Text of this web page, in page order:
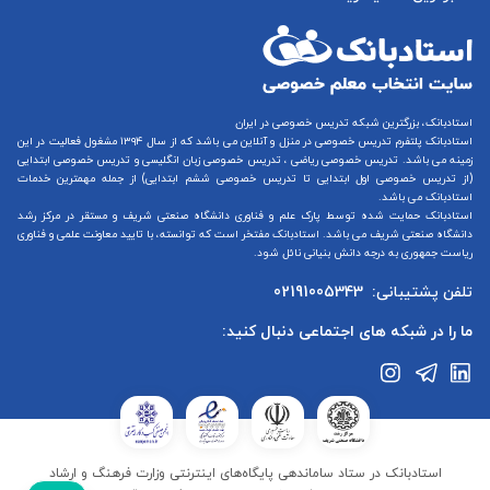
استادبانک، بزرگترین شبکه تدریس خصوصی در ایران
استادبانک پلتفرم تدریس خصوصی در منزل و آنلاین
می باشد که از سال ۱۳۹۴ مشغول فعالیت در این
زمینه می باشد. تدریس خصوصی ریاضی ، تدریس خصوصی زبان انگلیسیو تدریس خصوصی ابتدایی
(از تدریس خصوصی اول ابتدایی تا تدریس خصوصی ششم ابتدایی) از جمله مهمترین خدمات
استادبانک می باشد.
استادبانک حمایت شده توسط پارک علم و فناوری دانشگاه صنعتی شریف و مستقر در مرکز رشد
دانشگاه صنعتی شریف می باشد. استادبانک مفتخر است که توانسته، با تایید معاونت علمی و فناوری
ریاست جمهوری به درجه دانش بنیانی نائل شود.
تلفن پشتیبانی: 02191005343
ما را در شبکه های اجتماعی دنبال کنید:
استادبانک در ستاد ساماندهی پایگاه‌های اینترنتی وزارت فرهنگ و ارشاد